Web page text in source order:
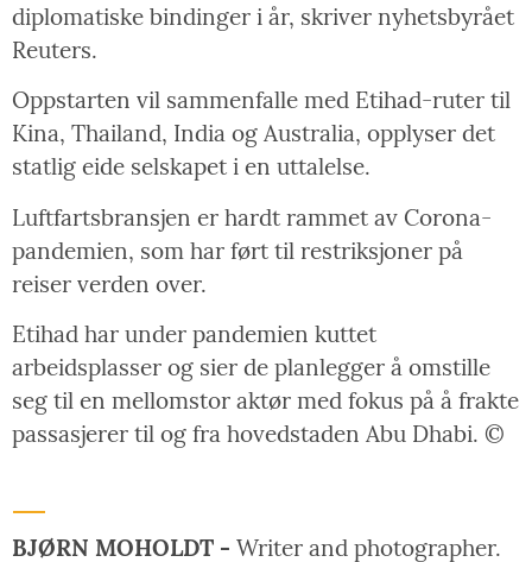
diplomatiske bindinger i år, skriver nyhetsbyrået
Reuters.
Oppstarten vil sammenfalle med Etihad-ruter til
Kina, Thailand, India og Australia, opplyser det
statlig eide selskapet i en uttalelse.
Luftfartsbransjen er hardt rammet av Corona-
pandemien, som har ført til restriksjoner på
reiser verden over.
Etihad har under pandemien kuttet
arbeidsplasser og sier de planlegger å omstille
seg til en mellomstor aktør med fokus på å frakte
passasjerer til og fra hovedstaden Abu Dhabi. ©
BJØRN MOHOLDT - Writer and photographer.